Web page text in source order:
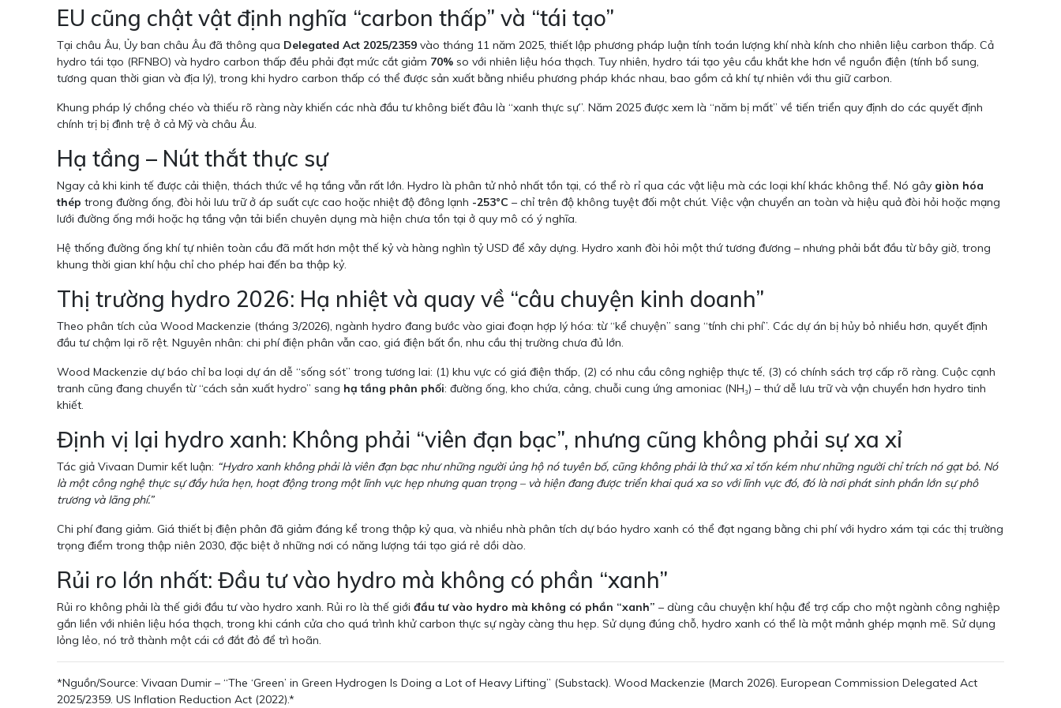
EU cũng chật vật định nghĩa “carbon thấp” và “tái tạo”
Tại châu Âu, Ủy ban châu Âu đã thông qua Delegated Act 2025/2359 vào tháng 11 năm 2025, thiết lập phương pháp luận tính toán lượng khí nhà kính cho nhiên liệu carbon thấp. Cả
hydro tái tạo (RFNBO) và hydro carbon thấp đều phải đạt mức cắt giảm 70% so với nhiên liệu hóa thạch. Tuy nhiên, hydro tái tạo yêu cầu khắt khe hơn về nguồn điện (tính bổ sung,
tương quan thời gian và địa lý), trong khi hydro carbon thấp có thể được sản xuất bằng nhiều phương pháp khác nhau, bao gồm cả khí tự nhiên với thu giữ carbon.
Khung pháp lý chồng chéo và thiếu rõ ràng này khiến các nhà đầu tư không biết đâu là “xanh thực sự”. Năm 2025 được xem là “năm bị mất” về tiến triển quy định do các quyết định
chính trị bị đình trệ ở cả Mỹ và châu Âu.
Hạ tầng – Nút thắt thực sự
Ngay cả khi kinh tế được cải thiện, thách thức về hạ tầng vẫn rất lớn. Hydro là phân tử nhỏ nhất tồn tại, có thể rò rỉ qua các vật liệu mà các loại khí khác không thể. Nó gây giòn hóa
thép trong đường ống, đòi hỏi lưu trữ ở áp suất cực cao hoặc nhiệt độ đông lạnh -253°C – chỉ trên độ không tuyệt đối một chút. Việc vận chuyển an toàn và hiệu quả đòi hỏi hoặc mạng
lưới đường ống mới hoặc hạ tầng vận tải biển chuyên dụng mà hiện chưa tồn tại ở quy mô có ý nghĩa.
Hệ thống đường ống khí tự nhiên toàn cầu đã mất hơn một thế kỷ và hàng nghìn tỷ USD để xây dựng. Hydro xanh đòi hỏi một thứ tương đương – nhưng phải bắt đầu từ bây giờ, trong
khung thời gian khí hậu chỉ cho phép hai đến ba thập kỷ.
Thị trường hydro 2026: Hạ nhiệt và quay về “câu chuyện kinh doanh”
Theo phân tích của Wood Mackenzie (tháng 3/2026), ngành hydro đang bước vào giai đoạn hợp lý hóa: từ “kể chuyện” sang “tính chi phí”. Các dự án bị hủy bỏ nhiều hơn, quyết định
đầu tư chậm lại rõ rệt. Nguyên nhân: chi phí điện phân vẫn cao, giá điện bất ổn, nhu cầu thị trường chưa đủ lớn.
Wood Mackenzie dự báo chỉ ba loại dự án dễ “sống sót” trong tương lai: (1) khu vực có giá điện thấp, (2) có nhu cầu công nghiệp thực tế, (3) có chính sách trợ cấp rõ ràng. Cuộc cạnh
tranh cũng đang chuyển từ “cách sản xuất hydro” sang hạ tầng phân phối: đường ống, kho chứa, cảng, chuỗi cung ứng amoniac (NH₃) – thứ dễ lưu trữ và vận chuyển hơn hydro tinh
khiết.
Định vị lại hydro xanh: Không phải “viên đạn bạc”, nhưng cũng không phải sự xa xỉ
Tác giả Vivaan Dumir kết luận: “Hydro xanh không phải là viên đạn bạc như những người ủng hộ nó tuyên bố, cũng không phải là thứ xa xỉ tốn kém như những người chỉ trích nó gạt bỏ. Nó
là một công nghệ thực sự đầy hứa hẹn, hoạt động trong một lĩnh vực hẹp nhưng quan trọng – và hiện đang được triển khai quá xa so với lĩnh vực đó, đó là nơi phát sinh phần lớn sự phô
trương và lãng phí.”
Chi phí đang giảm. Giá thiết bị điện phân đã giảm đáng kể trong thập kỷ qua, và nhiều nhà phân tích dự báo hydro xanh có thể đạt ngang bằng chi phí với hydro xám tại các thị trường
trọng điểm trong thập niên 2030, đặc biệt ở những nơi có năng lượng tái tạo giá rẻ dồi dào.
Rủi ro lớn nhất: Đầu tư vào hydro mà không có phần “xanh”
Rủi ro không phải là thế giới đầu tư vào hydro xanh. Rủi ro là thế giới đầu tư vào hydro mà không có phần “xanh” – dùng câu chuyện khí hậu để trợ cấp cho một ngành công nghiệp
gắn liền với nhiên liệu hóa thạch, trong khi cánh cửa cho quá trình khử carbon thực sự ngày càng thu hẹp. Sử dụng đúng chỗ, hydro xanh có thể là một mảnh ghép mạnh mẽ. Sử dụng
lỏng lẻo, nó trở thành một cái cớ đắt đỏ để trì hoãn.
*Nguồn/Source: Vivaan Dumir – “The ‘Green’ in Green Hydrogen Is Doing a Lot of Heavy Lifting” (Substack). Wood Mackenzie (March 2026). European Commission Delegated Act
2025/2359. US Inflation Reduction Act (2022).*